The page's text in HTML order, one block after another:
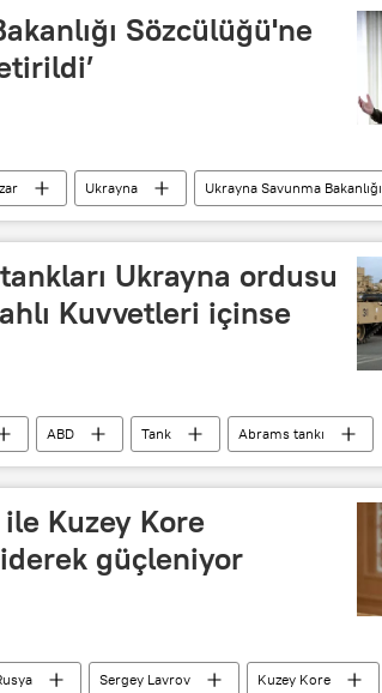
Sözcülüğü'ne
Ukrayna Ukrayna Savunma Bakanlığı
Ukrayna ordusu
Kuvvetleri içinse
ABD Tank
Abrams tankı
Kuzey Kore
güçleniyor
Sergey Lavrov Kuzey Kore